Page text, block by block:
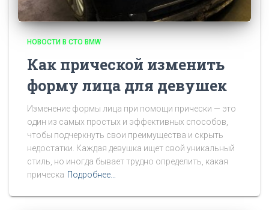
НОВОСТИ В СТО BMW
Как прической изменить
форму лица для девушек
Изменение формы лица при помощи прически — это
один из самых простых и эффективных способов,
чтобы подчеркнуть свои преимущества и скрыть
недостатки. Каждая девушка ищет свой уникальный
стиль, но иногда бывает трудно определить, какая
прическа Подробнее…